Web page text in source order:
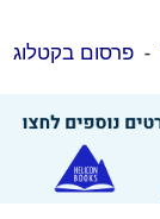
-פרסום בקטלוג